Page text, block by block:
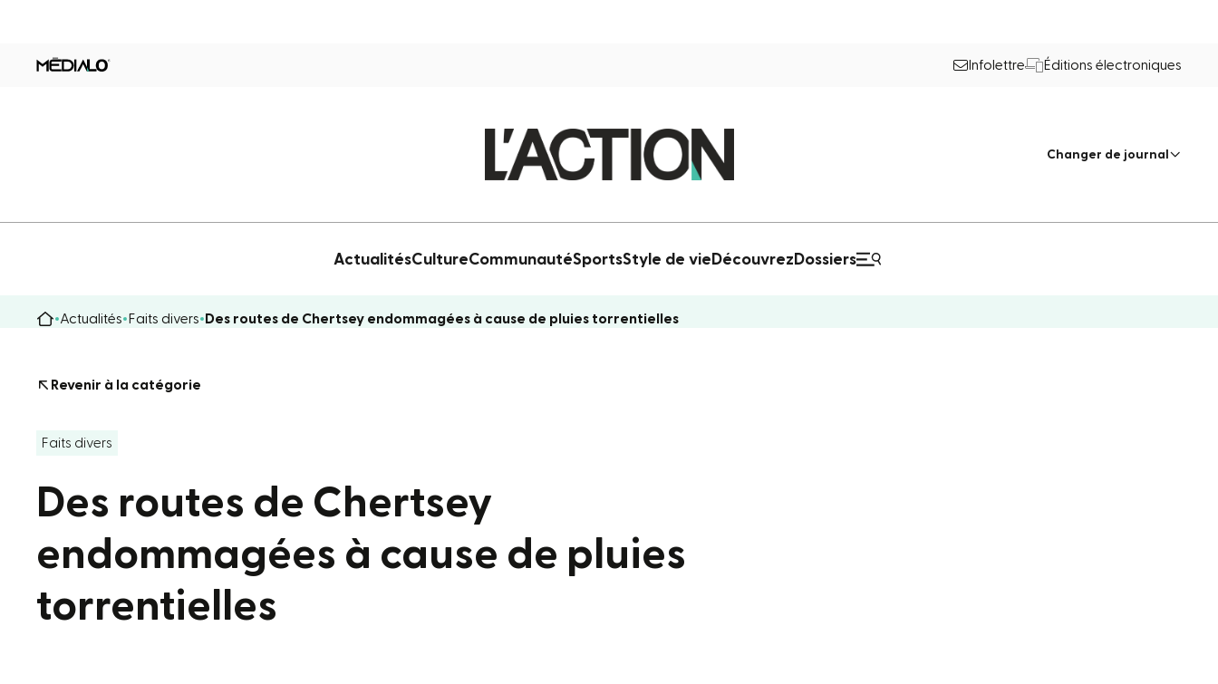
Infolettre Éditions électroniques
Changer de journal
ActualitésCultureCommunautéSportsStyle de vie Découvrez Dossiers
Actualités Faits divers Des routes de Chertsey endommagées à cause de pluies torrentielles
Revenir à la catégorie
Faits divers
Des routes de Chertsey
endommagées à cause de pluies
torrentielles